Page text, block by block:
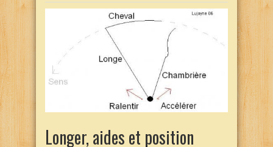
Longer, aides et position